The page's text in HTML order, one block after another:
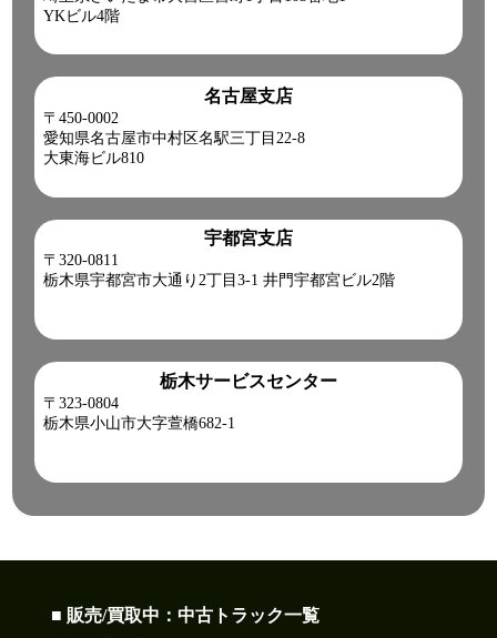
YKビル4階
名古屋支店
〒450-0002
愛知県名古屋市中村区名駅三丁目22-8
大東海ビル810
宇都宮支店
〒320-0811
栃木県宇都宮市大通り2丁目3-1 井門宇都宮ビル2階
栃木サービスセンター
〒323-0804
栃木県小山市大字萱橋682-1
■ 販売/買取中：中古トラック一覧